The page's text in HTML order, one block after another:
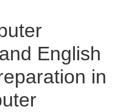
English
in